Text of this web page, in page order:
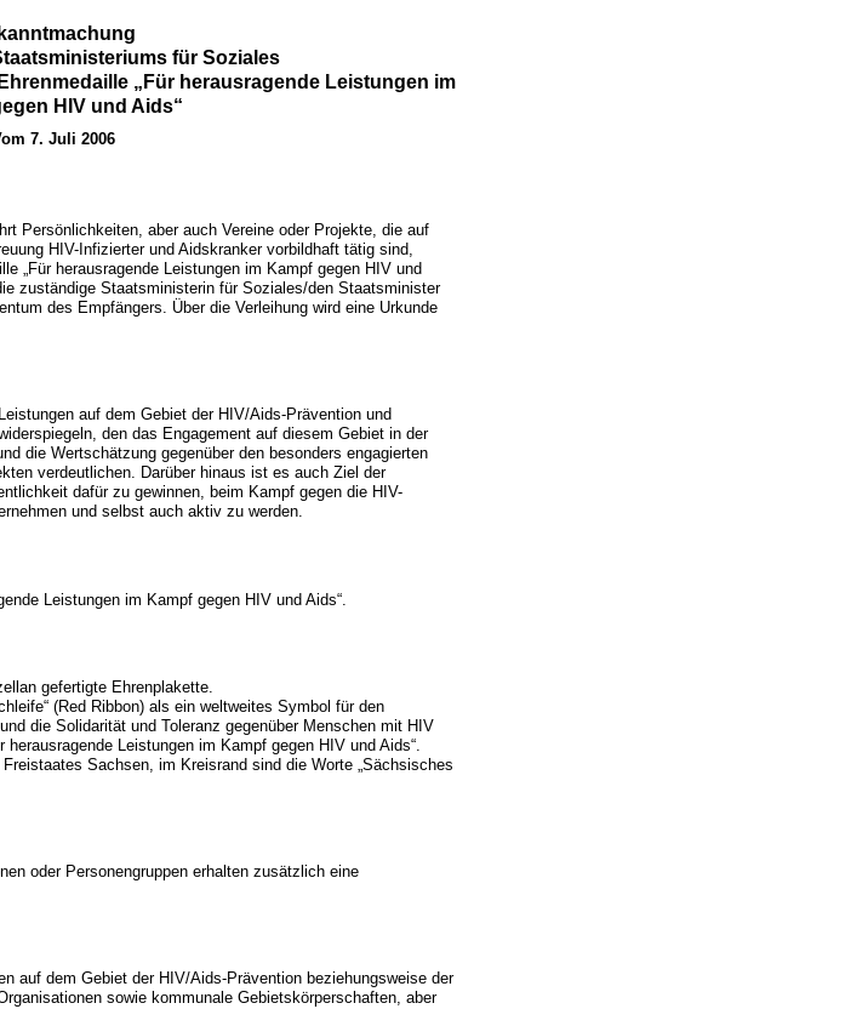
für Soziales
„Für herausragende Leistungen im
HIV und Aids“
7. Juli 2006
Persönlichkeiten, aber auch Vereine oder Projekte, die auf
HIV-Infizierter und Aidskranker vorbildhaft tätig sind,
„Für herausragende Leistungen im Kampf gegen HIV und
zuständige Staatsministerin für Soziales/den Staatsminister
des Empfängers. Über die Verleihung wird eine Urkunde
auf dem Gebiet der HIV/Aids-Prävention und
den das Engagement auf diesem Gebiet in der
die Wertschätzung gegenüber den besonders engagierten
verdeutlichen. Darüber hinaus ist es auch Ziel der
dafür zu gewinnen, beim Kampf gegen die HIV-
und selbst auch aktiv zu werden.
Leistungen im Kampf gegen HIV und Aids“.
gefertigte Ehrenplakette.
(Red Ribbon) als ein weltweites Symbol für den
die Solidarität und Toleranz gegenüber Menschen mit HIV
Leistungen im Kampf gegen HIV und Aids“.
Sachsen, im Kreisrand sind die Worte „Sächsisches
oder Personengruppen erhalten zusätzlich eine
auf dem Gebiet der HIV/Aids-Prävention beziehungsweise der
sowie kommunale Gebietskörperschaften, aber